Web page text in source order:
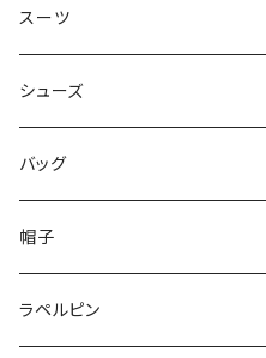
50/XL～
48/L
50/XL～
46/M
48/L
50/XL～
～44/S
46/M
48/L
50/XL～
スーツ
～44/S
46/M
48/L
50/XL～
シューズ
～25.5cm
26cm～
27cm～
バッグ
帽子
ラペルピン